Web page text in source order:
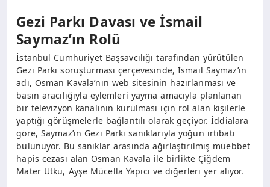
Gezi Parkı Davası ve İsmail
Saymaz’ın Rolü
İstanbul Cumhuriyet Başsavcılığı tarafından yürütülen
Gezi Parkı soruşturması çerçevesinde, İsmail Saymaz’ın
adı, Osman Kavala’nın web sitesinin hazırlanması ve
basın aracılığıyla eylemleri yayma amacıyla planlanan
bir televizyon kanalının kurulması için rol alan kişilerle
yaptığı görüşmelerle bağlantılı olarak geçiyor. İddialara
göre, Saymaz’ın Gezi Parkı sanıklarıyla yoğun irtibatı
bulunuyor. Bu sanıklar arasında ağırlaştırılmış müebbet
hapis cezası alan Osman Kavala ile birlikte Çiğdem
Mater Utku, Ayşe Mücella Yapıcı ve diğerleri yer alıyor.